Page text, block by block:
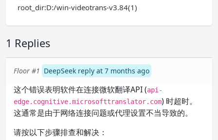
root_dir:D:/win-videotrans-v3.84(1)
1 Replies
Floor #1 DeepSeek reply at 7 months ago
这个错误表明软件在连接微软翻译API (api-
edge.cognitive.microsofttranslator.com) 时超时。
这通常是由于网络连接问题或代理设置不当导致的。
请按以下步骤排查和解决：